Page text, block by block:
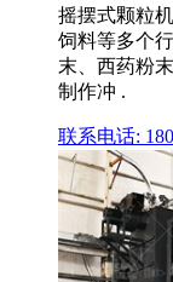
摇摆式颗粒
饲料等多个
末、西药粉
制作冲 .
联系电话: